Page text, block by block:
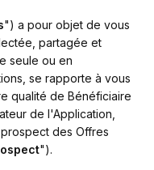
") a pour objet de vous
partagée et
seule ou en
se rapporte à vous
qualité de Bénéficiaire
de l'Application,
des Offres
").